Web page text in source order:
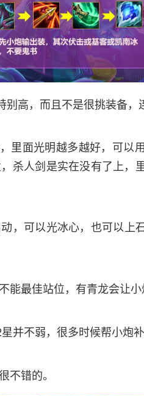
高，而且不是很挑装备，
里面光明越多越好，可以
杀人剑是实在没有了上，
，可以光冰心，也可以上
能最佳站位，有青龙会让小
并不弱，很多时候帮小炮
不错的。